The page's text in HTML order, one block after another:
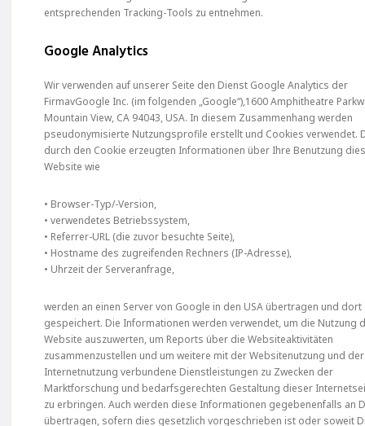
entsprechenden Tracking-Tools zu entnehmen.
Google Analytics
Wir verwenden auf unserer Seite den Dienst Google Analytics der
FirmavGoogle Inc. (im folgenden „Google“),1600 Amphitheatre
Mountain View, CA 94043, USA. In diesem Zusammenhang werden
pseudonymisierte Nutzungsprofile erstellt und Cookies verwendet.
durch den Cookie erzeugten Informationen über Ihre Benutzung
Website wie
• Browser-Typ/-Version,
• verwendetes Betriebssystem,
• Referrer-URL (die zuvor besuchte Seite),
• Hostname des zugreifenden Rechners (IP-Adresse),
• Uhrzeit der Serveranfrage,
werden an einen Server von Google in den USA übertragen und dort
gespeichert. Die Informationen werden verwendet, um die Nutzung
Website auszuwerten, um Reports über die Websiteaktivitäten
zusammenzustellen und um weitere mit der Websitenutzung und der
Internetnutzung verbundene Dienstleistungen zu Zwecken der
Marktforschung und bedarfsgerechten Gestaltung dieser
zu erbringen. Auch werden diese Informationen gegebenenfalls an
übertragen, sofern dies gesetzlich vorgeschrieben ist oder soweit